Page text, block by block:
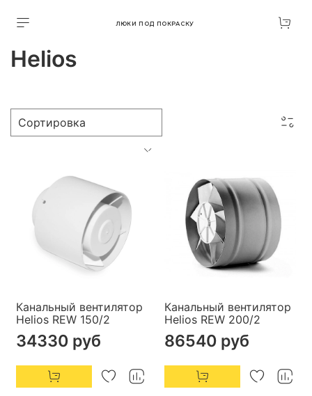
ЛЮКИ ПОД ПОКРАСКУ
Helios
Канальный вентилятор
Helios REW 150/2
34330 руб
Канальный вентилятор
Helios REW 200/2
86540 руб